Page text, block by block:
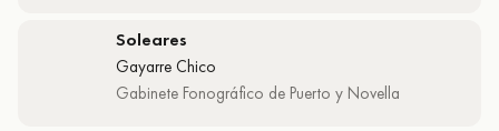
Soleares
Gayarre Chico
Gabinete Fonográfico de Puerto y Novella